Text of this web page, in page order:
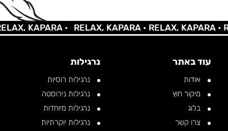
KAPARA • RELAX, KAPARA •RELAX, KAPARA •
עוד באתר
אודות
מיקור חוץ
בלוג
צרו קשר
נרגילות
נרגילות רוסיות
נרגילות נירוסטה
נרגילות מיוחדות
נרגילות יוקרתיות